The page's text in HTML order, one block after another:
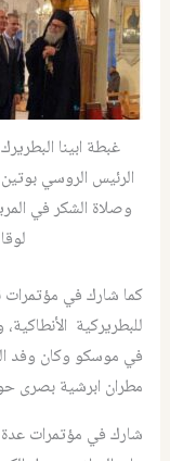
غبطة ابينا
الرئيس الروسي
وصلاة الشكر في
كما شارك في
للبطريركية
في موسكو وكان وفد
مطران ابرشية بصرى
شارك في مؤتمرات عدة